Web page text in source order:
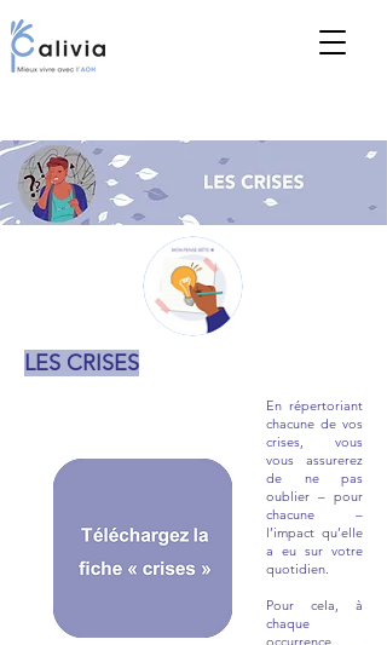
LES CRISES
En répertoriant
chacune de vos
crises, vous
vous assurerez
de ne pas
oublier – pour
chacune –
l’impact qu’elle
a eu sur votre
quotidien.
Pour cela, à
chaque
occurrence,